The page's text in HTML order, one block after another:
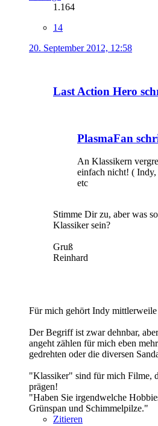
1.164
14
20. September 2012, 12:58
Last Action Hero
PlasmaFan
An Klassikern
einfach nicht! ( Indy,
etc
Stimme Dir zu, aber was
Klassiker sein?
Gruß
Reinhard
Für mich gehört Indy
Der Begriff ist zwar dehnbar,
angeht zählen für mich eben
gedrehten oder die diversen
"Klassiker" sind für mich Filme,
prägen!
"Haben Sie irgendwelche
Grünspan und Schimmelpilze."
Zitieren